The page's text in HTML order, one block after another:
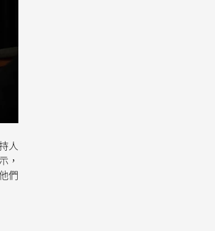
人
，
們